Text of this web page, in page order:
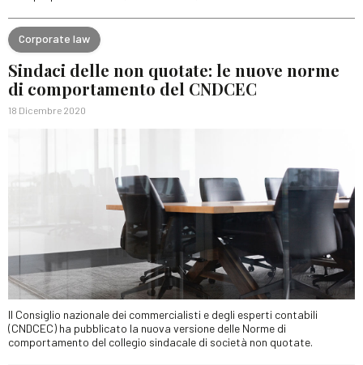
Corporate law
Sindaci delle non quotate: le nuove norme
di comportamento del CNDCEC
18 Dicembre 2020
Il Consiglio nazionale dei commercialisti e degli esperti contabili
(CNDCEC) ha pubblicato la nuova versione delle Norme di
comportamento del collegio sindacale di società non quotate.